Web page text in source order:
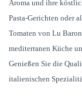
Aroma und ihre
Pasta-Gerichten oder
Tomaten von Lu
mediterranen Küche
Genießen Sie die
italienischen